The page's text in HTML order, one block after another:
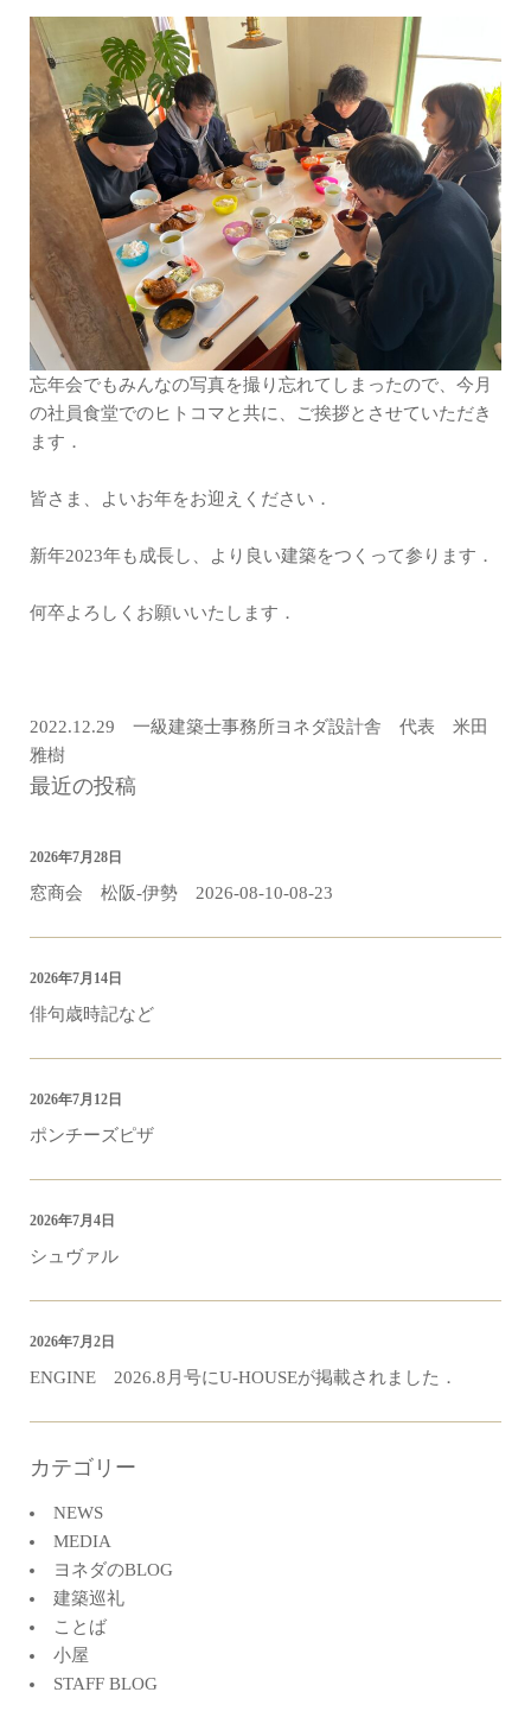
忘年会でもみんなの写真を撮り忘れてしまったので、今月
の社員食堂でのヒトコマと共に、ご挨拶とさせていただき
ます．
皆さま、よいお年をお迎えください．
新年2023年も成長し、より良い建築をつくって参ります．
何卒よろしくお願いいたします．
2022.12.29 一級建築士事務所ヨネダ設計舎 代表 米田
雅樹
最近の投稿
窓商会 松阪-伊勢 2026-08-10-08-23
2026年7月28日
俳句歳時記など
2026年7月14日
ポンチーズピザ
2026年7月12日
シュヴァル
2026年7月4日
ENGINE 2026.8月号にU-HOUSEが掲載されました．
2026年7月2日
カテゴリー
NEWS
MEDIA
ヨネダのBLOG
建築巡礼
ことば
小屋
STAFF BLOG